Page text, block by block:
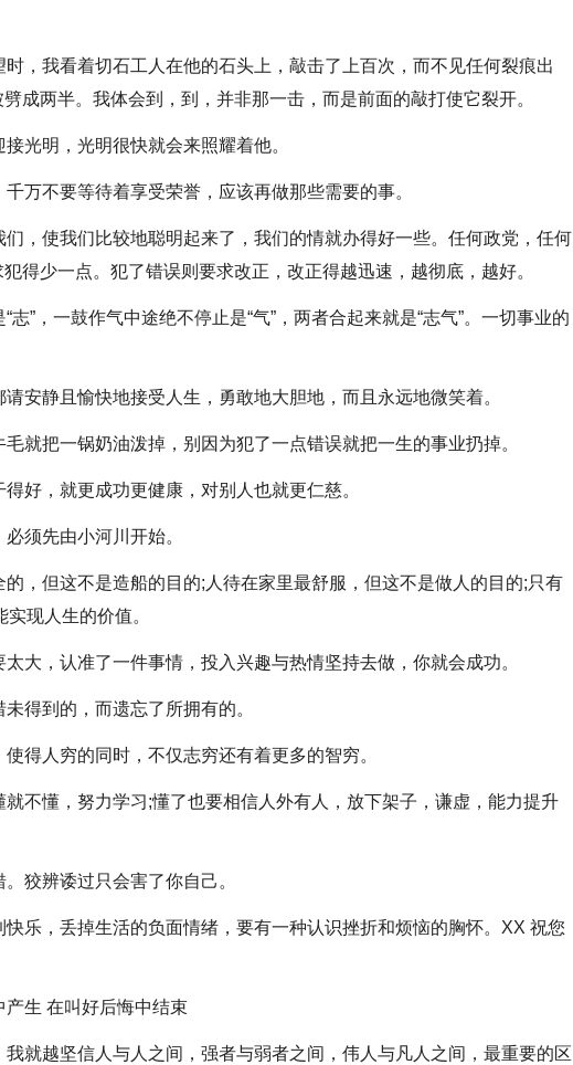
我看着切石工人在他的石头上，敲击了上百次，而不见任何裂痕出
成两半。我体会到，到，并非那一击，而是前面的敲打使它裂开。
明，光明很快就会来照耀着他。
不要等待着享受荣誉，应该再做那些需要的事。
使我们比较地聪明起来了，我们的情就办得好一些。任何政党，任何
得少一点。犯了错误则要求改正，改正得越迅速，越彻底，越好。
，一鼓作气中途绝不停止是“气”，两者合起来就是“志气”。一切事业的
静且愉快地接受人生，勇敢地大胆地，而且永远地微笑着。
把一锅奶油泼掉，别因为犯了一点错误就把一生的事业扔掉。
，就更成功更健康，对别人也就更仁慈。
须先由小河川开始。
但这不是造船的目的;人待在家里最舒服，但这不是做人的目的;只有
现人生的价值。
，认准了一件事情，投入兴趣与热情坚持去做，你就会成功。
到的，而遗忘了所拥有的。
人穷的同时，不仅志穷还有着更多的智穷。
懂，努力学习;懂了也要相信人外有人，放下架子，谦虚，能力提升
辨诿过只会害了你自己。
，丢掉生活的负面情绪，要有一种认识挫折和烦恼的胸怀。XX 祝您
生 在叫好后悔中结束
越坚信人与人之间，强者与弱者之间，伟人与凡人之间，最重要的区